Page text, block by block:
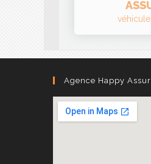
Agence Happy Assur